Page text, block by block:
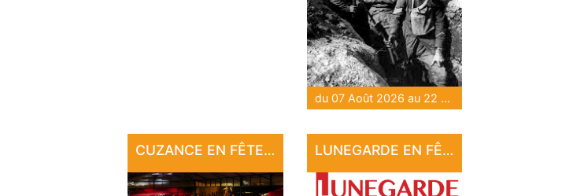
du 07 Août 2026 au 22 Sep 2026
CUZANCE EN FÊTE !! LUNEGARDE EN FÊTE